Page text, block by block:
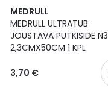
MEDRULL
MEDRULL ULTRATUB
JOUSTAVA PUTKISIDE N3
2,3CMX50CM 1 KPL
3,70 €